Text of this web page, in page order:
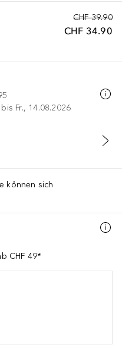
CHF 39.90
CHF 34.90
Fr., 14.08.2026
können sich
CHF 49*